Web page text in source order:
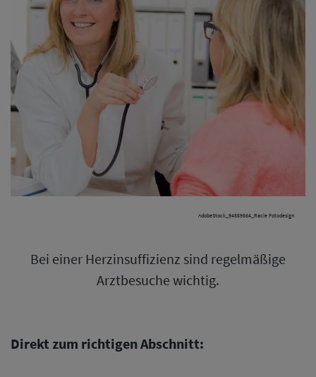
AdobeStock_94559564_Racle Fotodesign
Bei einer Herzinsuffizienz sind regelmäßige
Arztbesuche wichtig.
Direkt zum richtigen Abschnitt: